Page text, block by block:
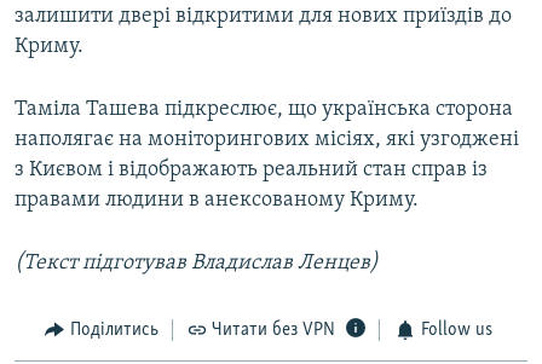
залишити двері відкритими для нових приїздів до
Криму.
Таміла Ташева підкреслює, що українська сторона
наполягає на моніторингових місіях, які узгоджені
з Києвом і відображають реальний стан справ із
правами людини в анексованому Криму.
(Текст підготував Владислав Ленцев)
Поділитись Читати без VPN Follow us